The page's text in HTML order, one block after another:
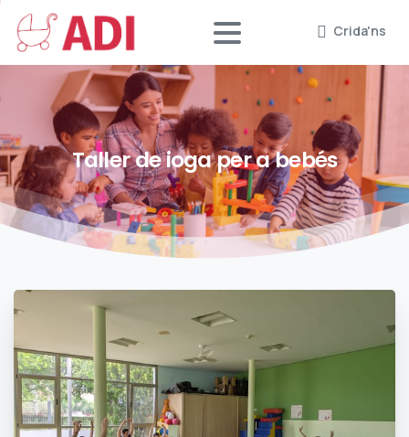
Crida'ns
Tallerdeiogaperabebés